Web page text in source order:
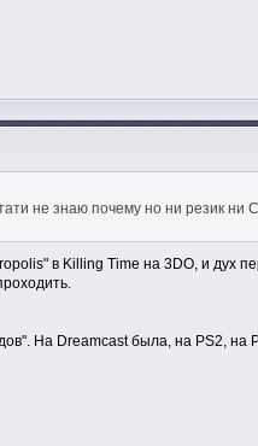
не знаю почему но ни резик
в Killing Time на 3DO, и дух
На Dreamcast была, на PS2, на